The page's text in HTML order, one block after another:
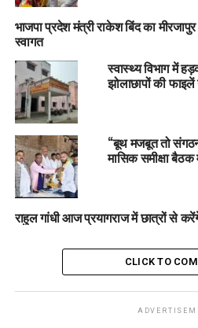
भाजपा प्रदेश मंत्री राकेश बिंद का
स्वागत
स्वास्थ्य विभाग में
झोलाछापों की फाइलें
“बूथ मजबूत तो
मासिक समीक्षा
राहुल गांधी आज प्रयागराज में छात्रों से
CLICK TO